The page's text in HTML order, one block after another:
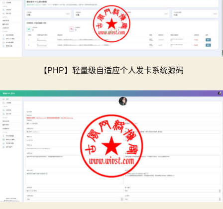
【PHP】轻量级自适应个人发卡系统源码